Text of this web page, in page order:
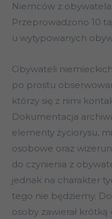
Niemców z
Przeprowadzono 10
u wytypowanych
Obywateli
po prostu
którzy się z nimi
Dokumentacja
elementy życiorysu,
osobowe oraz
do czynienia z
jednak na charakter
tego nie będziemy.
osoby zawierał